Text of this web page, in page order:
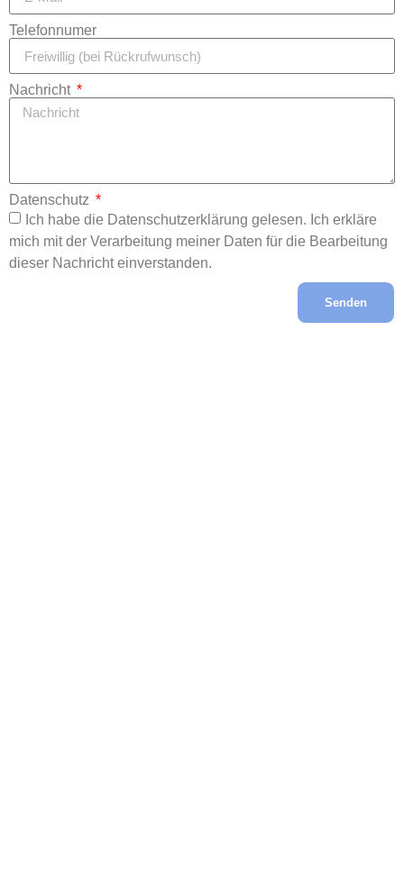
Telefonnumer
Nachricht
Datenschutz
Ich habe die Datenschutzerklärung gelesen. Ich erkläre
mich mit der Verarbeitung meiner Daten für die Bearbeitung
dieser Nachricht einverstanden.
Senden